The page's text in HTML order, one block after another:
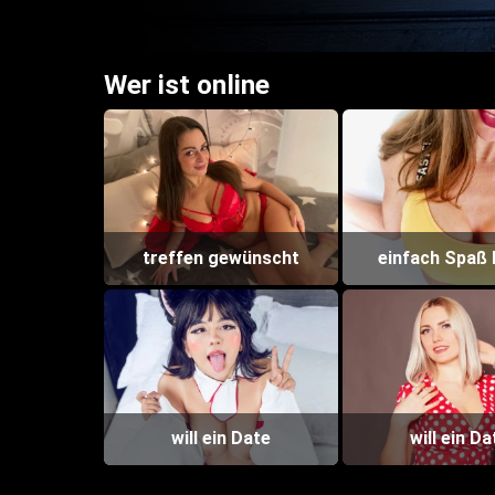
Wer ist online
treffen gewünscht einfach Spaß
will ein Date will ein